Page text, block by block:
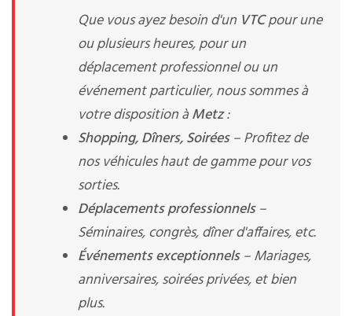
Que vous ayez besoin d'un VTCpour une
ou plusieurs heures, pour un
déplacement professionnel ou un
événement particulier, nous sommes à
votre disposition àMetz:
Shopping, Dîners, Soirées– Profitez de
nos véhicules haut de gamme pour vos
sorties.
Déplacements professionnels–
Séminaires, congrès, dîner d'affaires, etc.
Événements exceptionnels– Mariages,
anniversaires, soirées privées, et bien
plus.